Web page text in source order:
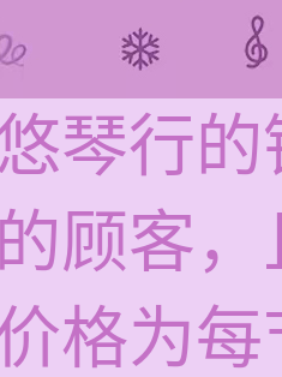
琴行
顾客
格为